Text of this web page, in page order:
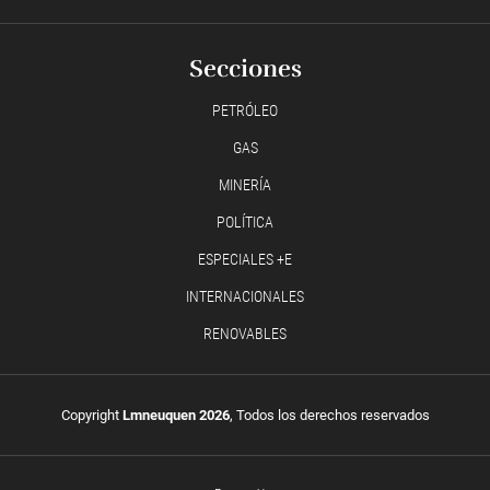
Secciones
PETRÓLEO
GAS
MINERÍA
POLÍTICA
ESPECIALES +E
INTERNACIONALES
RENOVABLES
Copyright Lmneuquen 2026, Todos los derechos reservados